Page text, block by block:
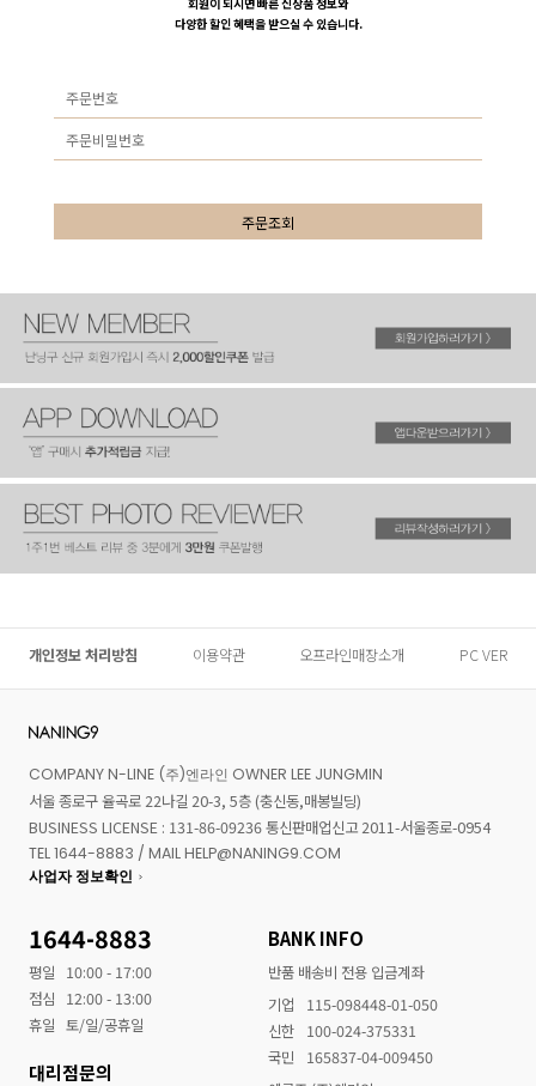
다양한 할인 혜택을 받으실 수 있습니다.
주문조회
개인정보 처리방침 이용약관 오프라인매장소개 PC VER
COMPANY N-LINE (주)엔라인 OWNER LEE JUNGMIN
서울 종로구 율곡로 22나길 20-3, 5층 (충신동,매봉빌딩)
BUSINESS LICENSE : 131-86-09236 통신판매업신고 2011-서울종로-0954
TEL 1644-8883 / MAIL HELP@NANING9.COM
사업자 정보확인
1644-8883
평일
10:00 - 17:00
점심
12:00 - 13:00
휴일 토/일/공휴일
대리점문의
BANK INFO
반품 배송비 전용 입금계좌
기업
115-098448-01-050
신한
100-024-375331
국민
165837-04-009450